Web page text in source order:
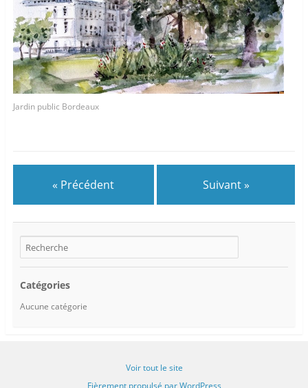
Jardin public Bordeaux
« Précédent Suivant »
Catégories
Aucune catégorie
Voir tout le site